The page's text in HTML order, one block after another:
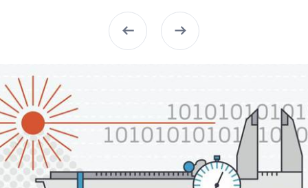
arrow_left_alt arrow_right_alt